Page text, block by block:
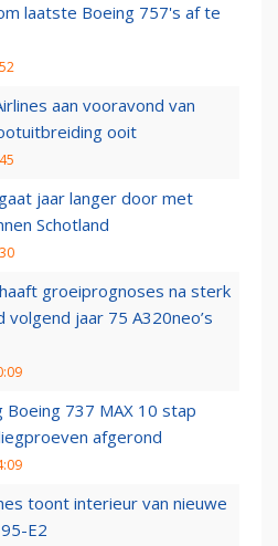
laatste Boeing 757's af te
aan vooravond van
ooit
jaar langer door met
Schotland
groeiprognoses na sterk
volgend jaar 75 A320neo’s
Boeing 737 MAX 10 stap
afgerond
toont interieur van nieuwe
E2